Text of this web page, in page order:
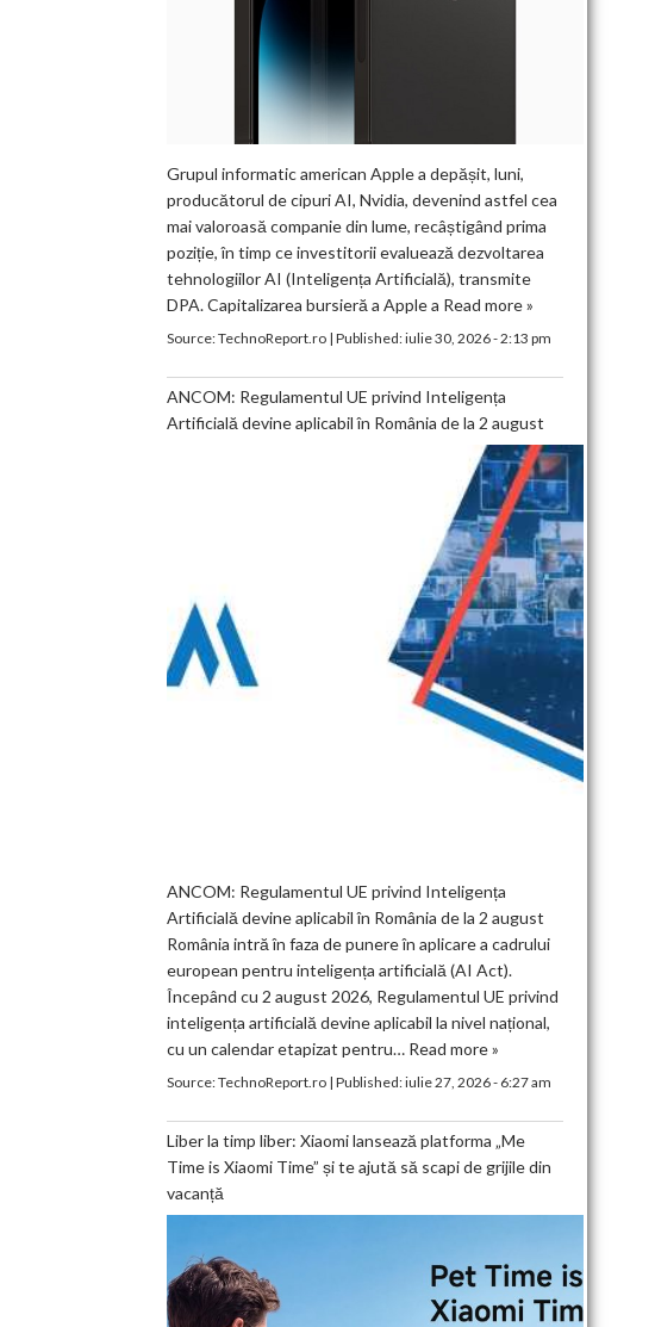
Grupul informatic american Apple a depășit, luni,
producătorul de cipuri AI, Nvidia, devenind astfel cea
mai valoroasă companie din lume, recâștigând prima
poziție, în timp ce investitorii evaluează dezvoltarea
tehnologiilor AI (Inteligența Artificială), transmite
DPA. Capitalizarea bursieră a Apple a Read more »
Source:TechnoReport.ro| Published:iulie 30, 2026 - 2:13 pm
ANCOM: Regulamentul UE privind Inteligența
Artificială devine aplicabil în România de la 2 august
ANCOM: Regulamentul UE privind Inteligența
Artificială devine aplicabil în România de la 2 august
România intră în faza de punere în aplicare a cadrului
european pentru inteligența artificială (AI Act).
Începând cu 2 august 2026, Regulamentul UE privind
inteligența artificială devine aplicabil la nivel național,
cu un calendar etapizat pentru… Read more »
Source:TechnoReport.ro| Published:iulie 27, 2026 - 6:27 am
Liber la timp liber: Xiaomi lansează platforma „Me
Time is Xiaomi Time” și te ajută să scapi de grijile din
vacanță